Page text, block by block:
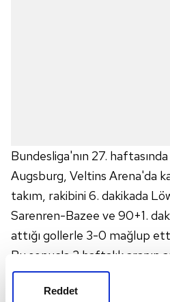
Reddet
Bundesliga'nın 27.
Augsburg, Veltins Arena'da
takım, rakibini 6. dakikada
Sarenren-Bazee ve 90+1.
attığı gollerle 3-0 mağlup
Bu sonuçla 3 haftalık aranın
tanışan Augsburg, puanını
fazlasıyla 12. sıraya